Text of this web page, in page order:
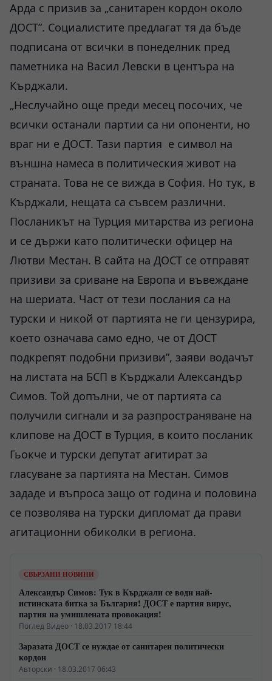
Арда с призив за „санитарен кордон около
ДОСТ”. Социалистите предлагат тя да бъде
подписана от всички в понеделник пред
паметника на Васил Левски в центъра на
Кърджали.
„Неслучайно още преди месец посочих, че
всички останали партии са ни опоненти, но
враг ни е ДОСТ. Тази партия е символ на
външна намеса в политическия живот на
страната. Това не се вижда в София. Но тук, в
Кърджали, нещата са съвсем различни.
Посланикът на Турция митарства из региона
и се държи като политически офицер на
Лютви Местан. В сайта на ДОСТ се отправят
призиви за сриване на Европа и въвеждане
на шериата. Част от тези послания са на
турски и никой от партията не ги цензурира,
което означава само едно, че от ДОСТ
подкрепят подобни призиви”, заяви водачът
на листата на БСП в Кърджали Александър
Симов. Той допълни, че от партията са
получили сигнали и за разпространяване на
клипове на ДОСТ в Турция, в които посланик
Гьокче и турски депутат агитират за
гласуване за партията на Местан. Симов
зададе и въпроса защо от година и половина
се позволява на турски дипломат да прави
агитационни обиколки в региона.
СВЪРЗАНИ НОВИНИ
Александър Симов: Тук в Кърджали се води най-
истинската битка за България! ДОСТ е партия вирус,
партия на умишлената провокация!
Поглед Видео · 18.03.2017 18:44
Заразата ДОСТ се нуждае от санитарен политически
кордон
Авторски · 18.03.2017 06:43